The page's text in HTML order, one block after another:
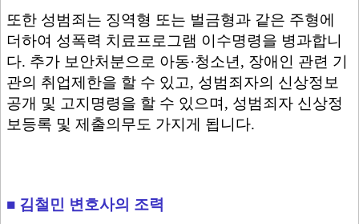
또한 성범죄는 징역형 또는 벌금형과 같은 주형에
더하여 성폭력 치료프로그램 이수명령을 병과합니
다. 추가 보안처분으로 아동·청소년, 장애인 관련 기
관의 취업제한을 할 수 있고, 성범죄자의 신상정보
공개 및 고지명령을 할 수 있으며, 성범죄자 신상정
보등록 및 제출의무도 가지게 됩니다.
■ 김철민 변호사의 조력